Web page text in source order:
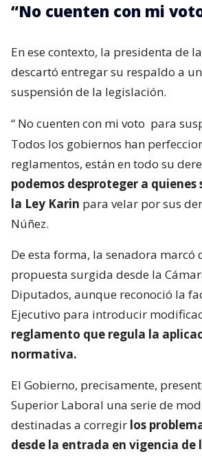
“No cuenten con mi
En ese contexto, la presidenta de
descartó entregar su respaldo a
suspensión de la legislación.
“ No cuenten con mi voto para
Todos los gobiernos han
reglamentos, están en todo su
podemos desproteger a
la Ley Karin para velar por sus
Núñez.
De esta forma, la senadora marcó
propuesta surgida desde la
Diputados, aunque reconoció la
Ejecutivo para introducir
reglamento que regula la
normativa.
El Gobierno, precisamente,
Superior Laboral una serie de
destinadas a corregir los
desde la entrada en vigencia de